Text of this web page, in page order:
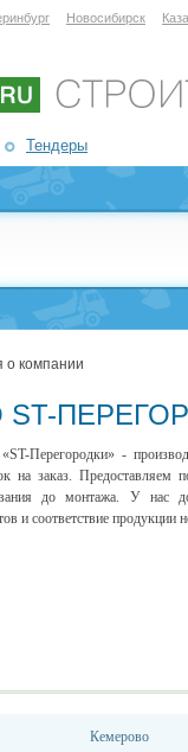
Новосибирск
Тендеры
компании
Перегородки» -
на заказ. Предоставляем
до монтажа. У нас
и соответствие продукции
Кемерово